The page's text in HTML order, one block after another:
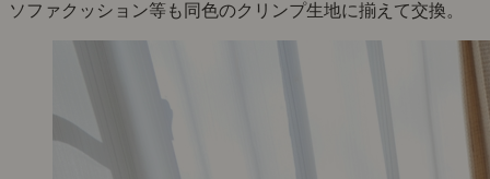
ソファクッション等も同色のクリンプ生地に揃えて交換。